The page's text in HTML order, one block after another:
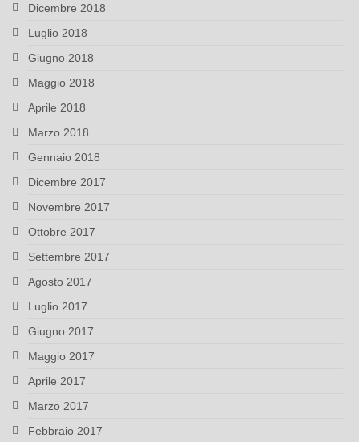
Dicembre 2018
Luglio 2018
Giugno 2018
Maggio 2018
Aprile 2018
Marzo 2018
Gennaio 2018
Dicembre 2017
Novembre 2017
Ottobre 2017
Settembre 2017
Agosto 2017
Luglio 2017
Giugno 2017
Maggio 2017
Aprile 2017
Marzo 2017
Febbraio 2017